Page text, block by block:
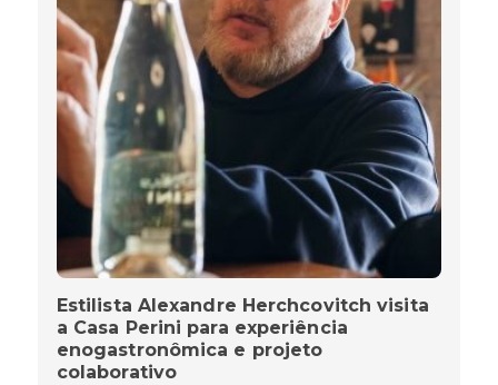
Estilista Alexandre Herchcovitch visita
a Casa Perini para experiência
enogastronômica e projeto
colaborativo